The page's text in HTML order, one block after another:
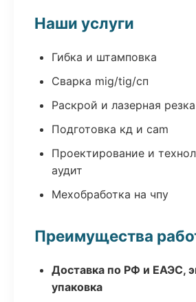
Наши услуги
Гибка и штамповка
Сварка mig/tig/сп
Раскрой и лазерная резка
Подготовка кд и cam
Проектирование и
аудит
Мехобработка на чпу
Преимущества
Доставка по РФ и ЕАЭС,
упаковка